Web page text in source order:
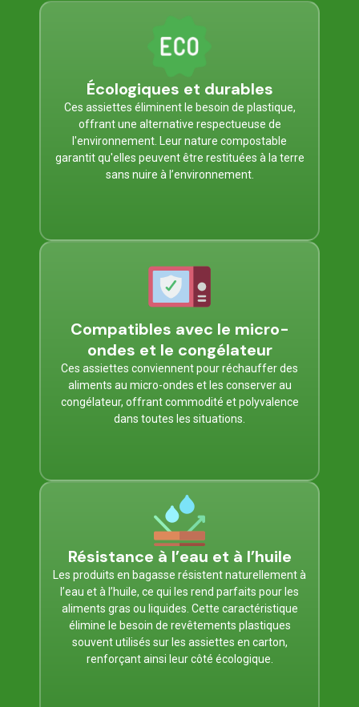
Écologiques et durables
Ces assiettes éliminent le besoin de plastique,
offrant une alternative respectueuse de
l'environnement. Leur nature compostable
garantit qu'elles peuvent être restituées à la terre
sans nuire à l’environnement.
Compatibles avec le micro-
ondes et le congélateur
Ces assiettes conviennent pour réchauffer des
aliments au micro-ondes et les conserver au
congélateur, offrant commodité et polyvalence
dans toutes les situations.
Résistance à l’eau et à l’huile
Les produits en bagasse résistent naturellement à
l’eau et à l’huile, ce qui les rend parfaits pour les
aliments gras ou liquides. Cette caractéristique
élimine le besoin de revêtements plastiques
souvent utilisés sur les assiettes en carton,
renforçant ainsi leur côté écologique.